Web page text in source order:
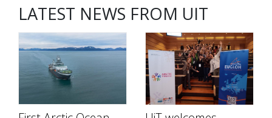
LATEST NEWS FROM UIT